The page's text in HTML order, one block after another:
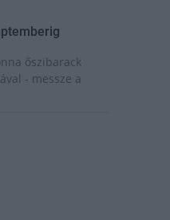
őszibarack
- messze a